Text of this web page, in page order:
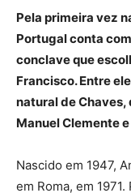
Pela primeira vez
Portugal conta
conclave que
Francisco. Entre
natural de Chaves,
Manuel Clemente
Nascido em 1947,
em Roma, em